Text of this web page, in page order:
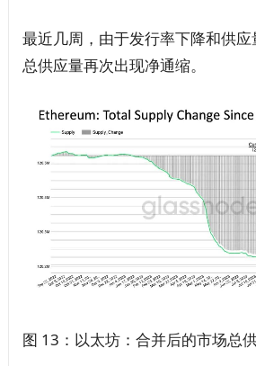
最近几周，由于发行率下降和供
总供应量再次出现净通缩。
图 13：以太坊：合并后的市场总